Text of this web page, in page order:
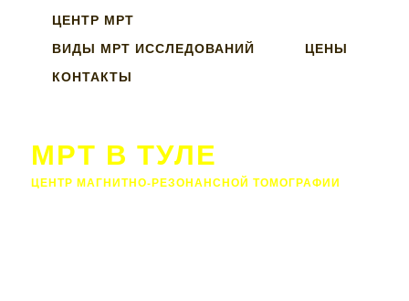
ЦЕНТР МРТ
ВИДЫ МРТ ИССЛЕДОВАНИЙ
ЦЕНЫ
КОНТАКТЫ
МРТ В ТУЛЕ
ЦЕНТР МАГНИТНО-РЕЗОНАНСНОЙ ТОМОГРАФИИ